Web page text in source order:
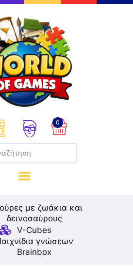
0
με ζωάκια και
δεινοσαύρους
V-Cubes
γνώσεων
Brainbox
Καρτών
Ρόλων